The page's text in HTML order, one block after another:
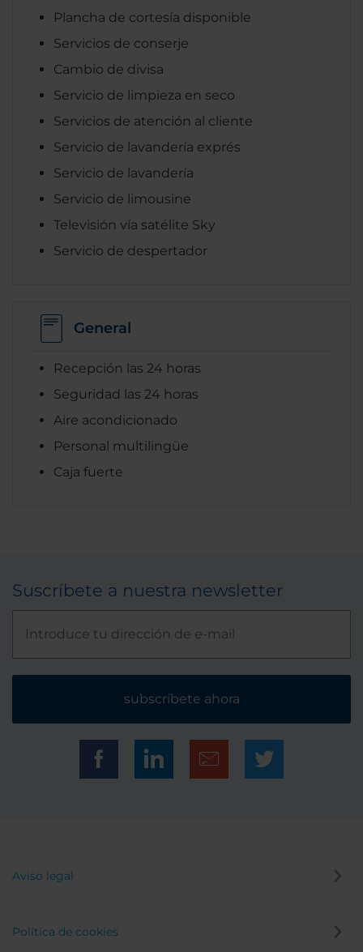
Plancha de cortesía disponible
Servicios de conserje
Cambio de divisa
Servicio de limpieza en seco
Servicios de atención al cliente
Servicio de lavandería exprés
Servicio de lavandería
Servicio de limousine
Televisión vía satélite Sky
Servicio de despertador
General
Recepción las 24 horas
Seguridad las 24 horas
Aire acondicionado
Personal multilingüe
Caja fuerte
Suscríbete a nuestra newsletter
subscríbete ahora
Aviso legal
Política de cookies